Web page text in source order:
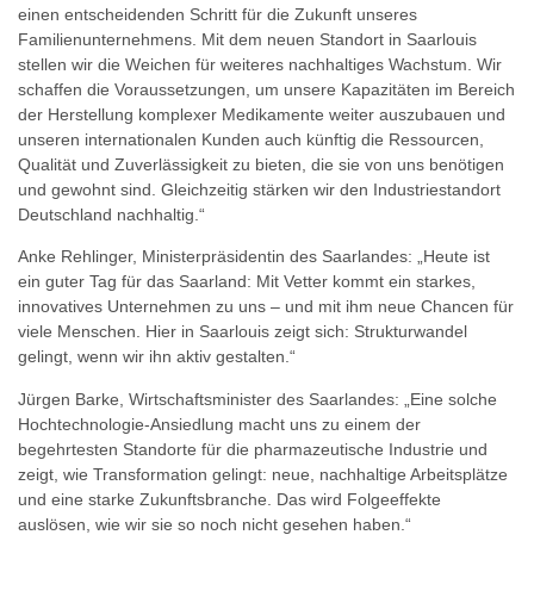
einen entscheidenden Schritt für die Zukunft unseres
Familienunternehmens. Mit dem neuen Standort in Saarlouis
stellen wir die Weichen für weiteres nachhaltiges Wachstum. Wir
schaffen die Voraussetzungen, um unsere Kapazitäten im Bereich
der Herstellung komplexer Medikamente weiter auszubauen und
unseren internationalen Kunden auch künftig die Ressourcen,
Qualität und Zuverlässigkeit zu bieten, die sie von uns benötigen
und gewohnt sind. Gleichzeitig stärken wir den Industriestandort
Deutschland nachhaltig.“
Anke Rehlinger, Ministerpräsidentin des Saarlandes: „Heute ist
ein guter Tag für das Saarland: Mit Vetter kommt ein starkes,
innovatives Unternehmen zu uns – und mit ihm neue Chancen für
viele Menschen. Hier in Saarlouis zeigt sich: Strukturwandel
gelingt, wenn wir ihn aktiv gestalten.“
Jürgen Barke, Wirtschaftsminister des Saarlandes: „Eine solche
Hochtechnologie-Ansiedlung macht uns zu einem der
begehrtesten Standorte für die pharmazeutische Industrie und
zeigt, wie Transformation gelingt: neue, nachhaltige Arbeitsplätze
und eine starke Zukunftsbranche. Das wird Folgeeffekte
auslösen, wie wir sie so noch nicht gesehen haben.“